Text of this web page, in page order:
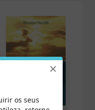
×
os seus